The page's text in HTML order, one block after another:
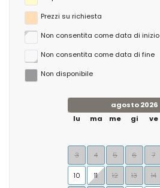
Prezzi su richiesta
Non consentita come data di inizio
Non consentita come data di fine
Non disponibile
agosto 2026
lu
ma me gi ve
3 4 5 6 7
10 11 12 13 14